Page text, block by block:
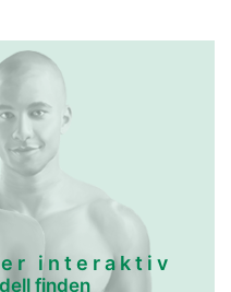
interaktiv
finden